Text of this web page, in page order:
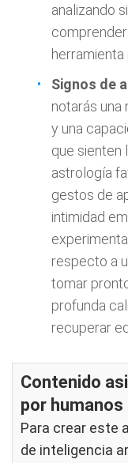
analizando
herramienta
Signos de
notarás
y una
que sienten
astrología
gestos de
intimidad
respecto a
tomar
profunda
recuperar
Contenido
por humanos
Para crear este
de inteligencia